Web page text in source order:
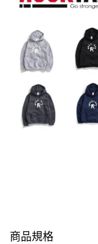
ATM／網路銀行／等多
※ 請注意：結帳手續完
購買商品的店家。未經
後付繳納相關費用。
※ 交易是否成功請以「
是否繳費成功／繳費後
客戶支援中心」
https://
【注意事項】
１．透過由恩沛科技股
易，需依本服務之必要
權轉讓予恩沛科技股份有
２．關於個人資料處理
４．使用「AFTEE先享
時審查核予不同之上限
恩沛科技股份有限公司將
宅配
每筆NT$80，滿
宅配-離島
每筆NT$100，滿
商品規格